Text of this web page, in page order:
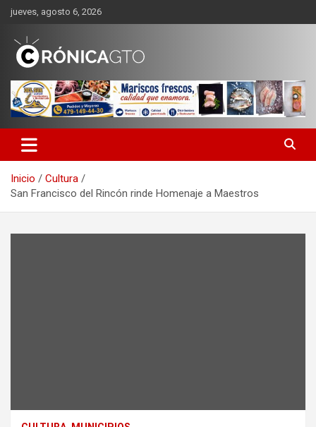
Saltar
contenido
jueves, agosto 6, 2026
CRONICA GUANAJUATO
Inicio
Cultura
San Francisco del Rincón rinde Homenaje a Maestros